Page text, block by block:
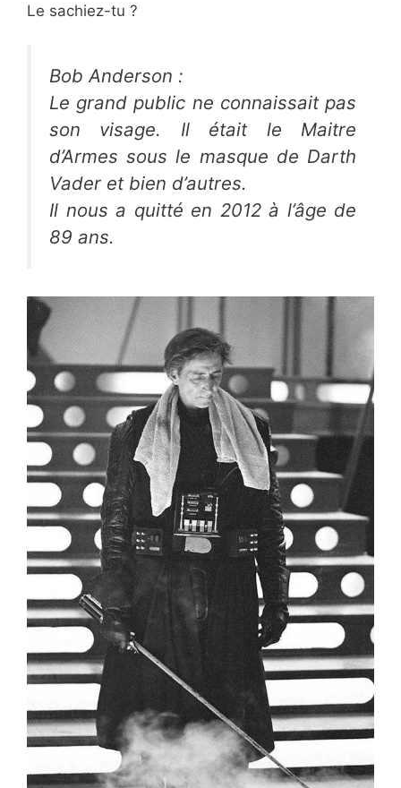
Le sachiez-tu ?
Bob Anderson :
Le grand public ne connaissait pas
son visage. Il était le Maitre
d’Armes sous le masque de Darth
Vader et bien d’autres.
Il nous a quitté en 2012 à l’âge de
89 ans.